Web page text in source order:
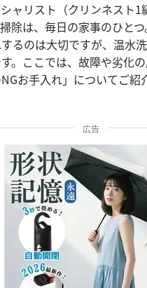
ャリスト（クリンネスト1
除は、毎日の家事のひと
るのは大切ですが、温水
。ここでは、故障や劣化
お手入れ」についてご紹
広告